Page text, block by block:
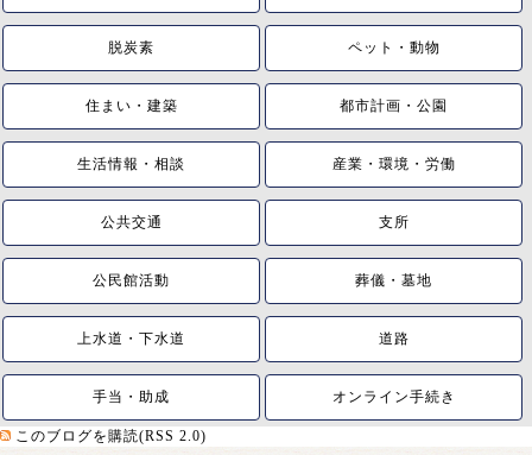
脱炭素 ペット・動物
住まい・建築 都市計画・公園
生活情報・相談 産業・環境・労働
公共交通 支所
公民館活動 葬儀・墓地
上水道・下水道 道路
手当・助成 オンライン手続き
このブログを購読(RSS 2.0)